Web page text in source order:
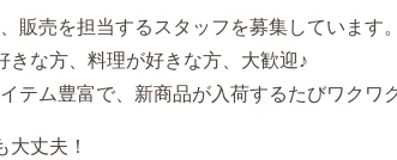
販売を担当するスタッフを募集しています。
きな方、料理が好きな方、大歓迎♪
テム豊富で、新商品が入荷するたびワクワ
丈夫！